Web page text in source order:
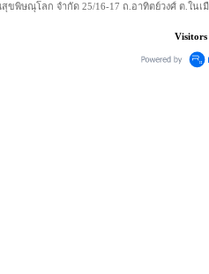
พิษณุโลก จำกัด 25/16-17 ถ.อาทิตย์วงศ์ ต.ในเ
Visitors